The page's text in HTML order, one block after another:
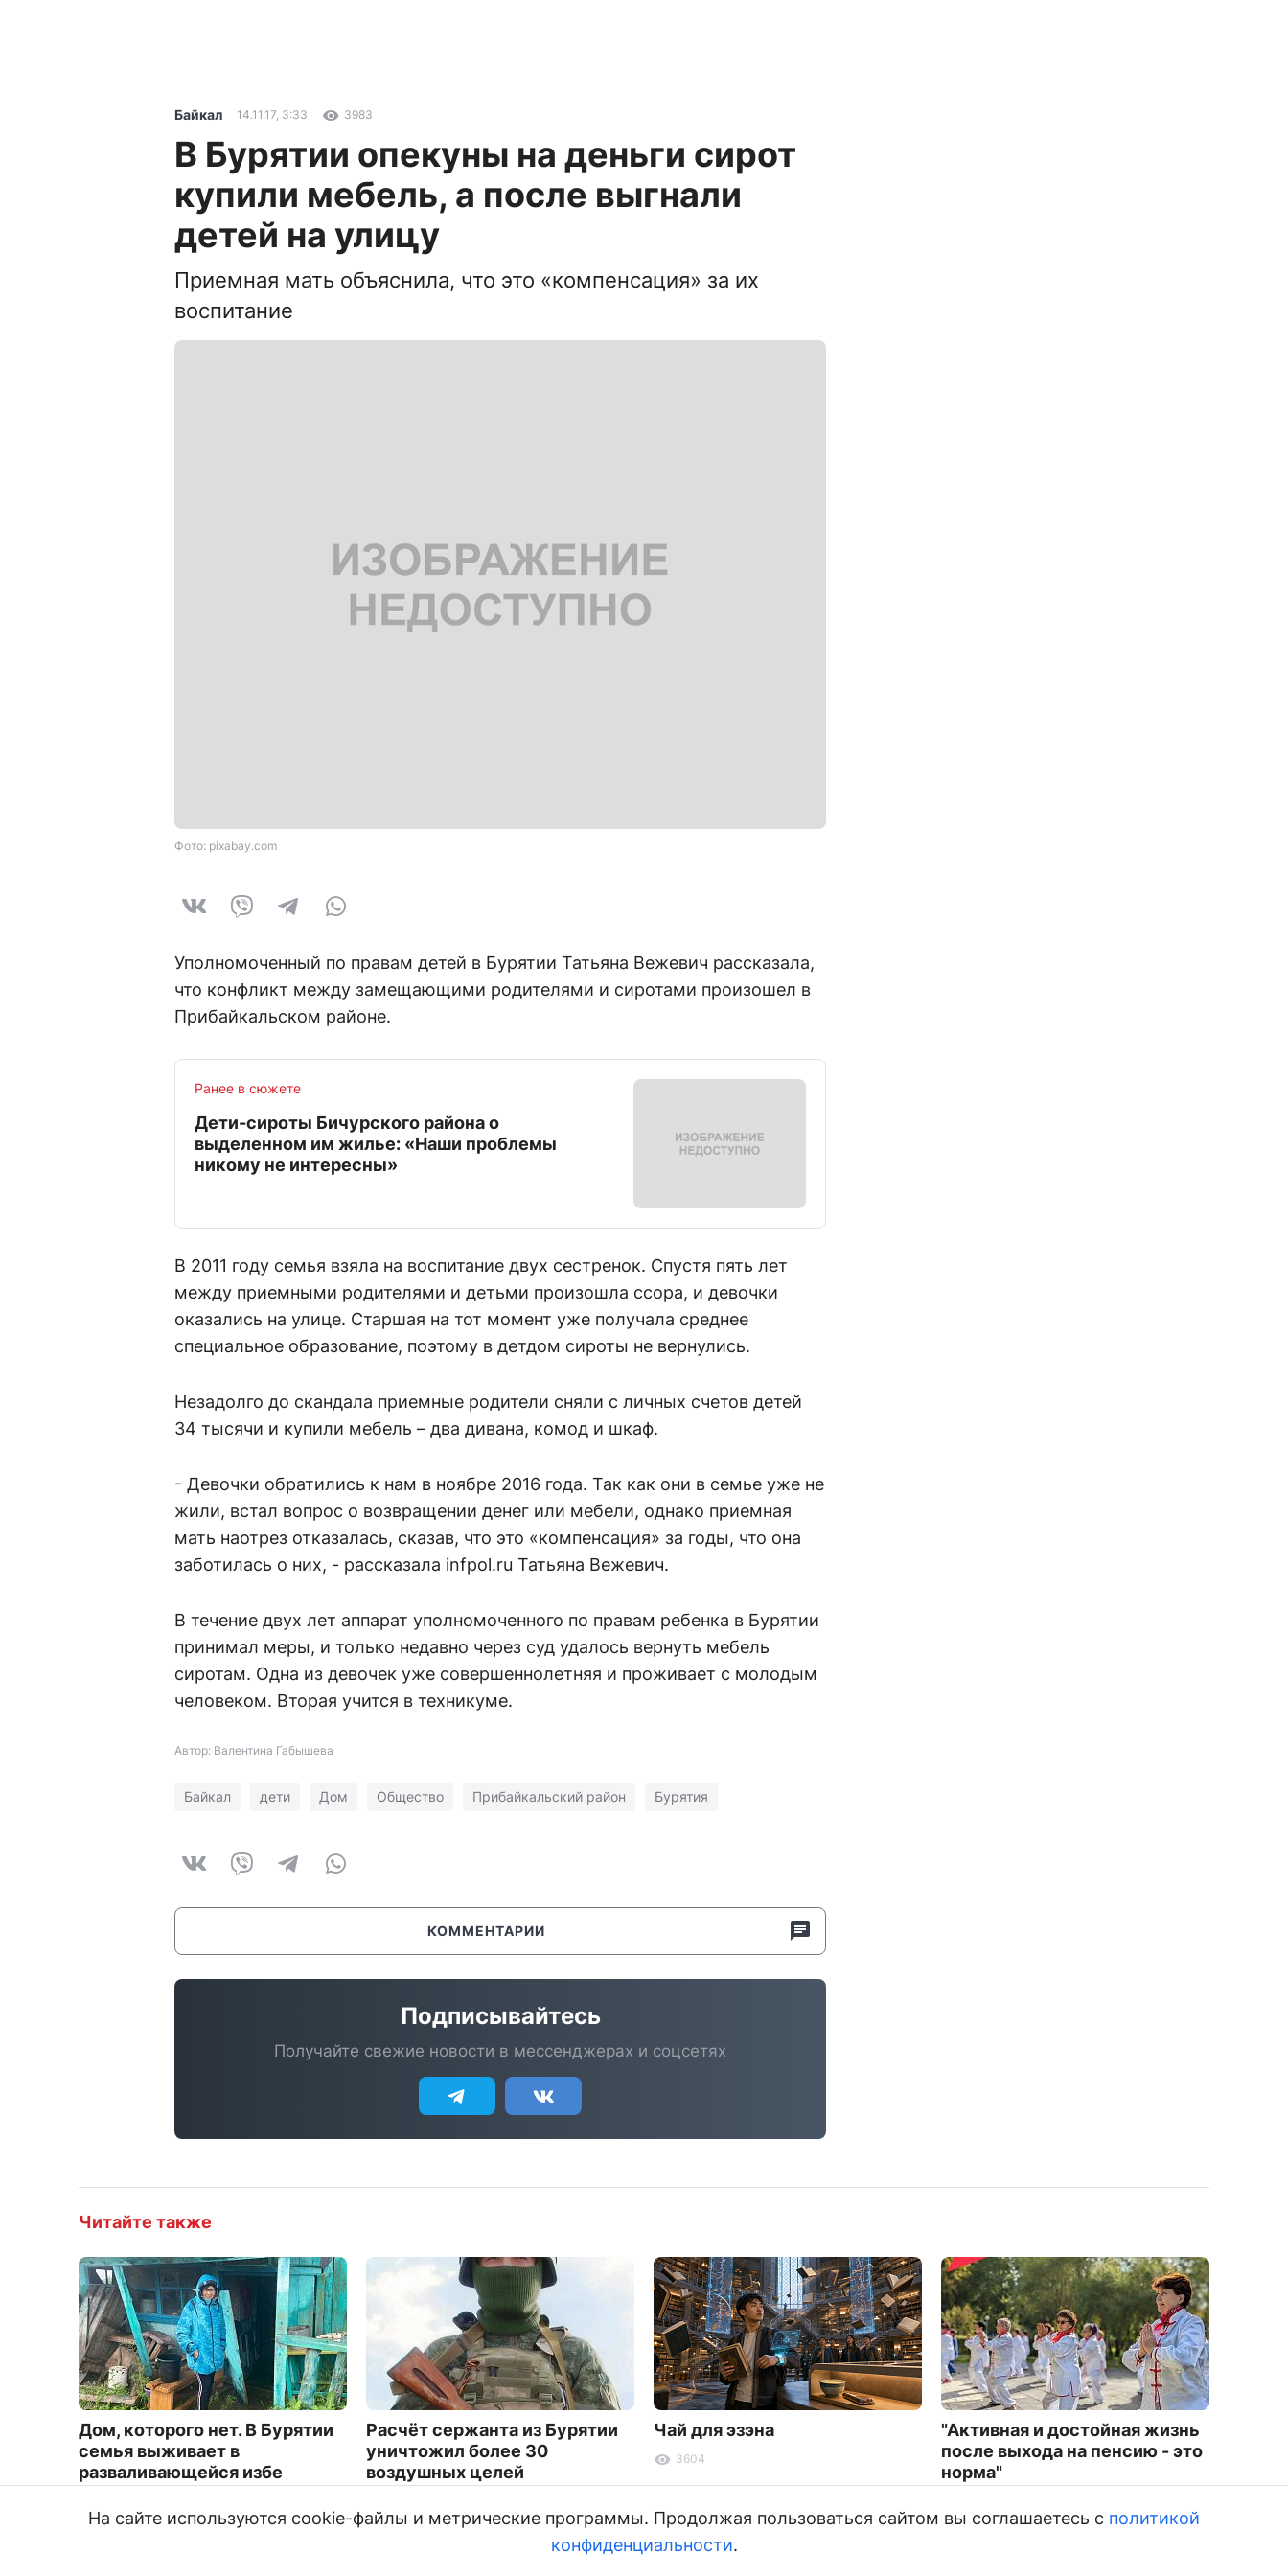
Байкал 14.11.17, 3:33 3983
В Бурятии опекуны на деньги сирот
купили мебель, а после выгнали
детей на улицу
Приемная мать объяснила, что это «компенсация» за их
воспитание
Фото: pixabay.com
Уполномоченный по правам детей в Бурятии Татьяна Вежевич рассказала,
что конфликт между замещающими родителями и сиротами произошел в
Прибайкальском районе.
Ранее в сюжете
Дети-сироты Бичурского района о
выделенном им жилье: «Наши проблемы
никому не интересны»
В 2011 году семья взяла на воспитание двух сестренок. Спустя пять лет
между приемными родителями и детьми произошла ссора, и девочки
оказались на улице. Старшая на тот момент уже получала среднее
специальное образование, поэтому в детдом сироты не вернулись.
Незадолго до скандала приемные родители сняли с личных счетов детей
34 тысячи и купили мебель – два дивана, комод и шкаф.
- Девочки обратились к нам в ноябре 2016 года. Так как они в семье уже не
жили, встал вопрос о возвращении денег или мебели, однако приемная
мать наотрез отказалась, сказав, что это «компенсация» за годы, что она
заботилась о них, - рассказала infpol.ru Татьяна Вежевич.
В течение двух лет аппарат уполномоченного по правам ребенка в Бурятии
принимал меры, и только недавно через суд удалось вернуть мебель
сиротам. Одна из девочек уже совершеннолетняя и проживает с молодым
человеком. Вторая учится в техникуме.
Автор: Валентина Габышева
Байкал дети Дом Общество Прибайкальский район Бурятия
КОММЕНТАРИИ
Подписывайтесь
Получайте свежие новости в мессенджерах и соцсетях
Читайте также
Дом, которого нет. В Бурятии
семья выживает в
разваливающейся избе
Расчёт сержанта из Бурятии
уничтожил более 30
воздушных целей
Чай для эзэна
3604
"Активная и достойная жизнь
после выхода на пенсию - это
норма"
На сайте используются cookie-файлы и метрические программы. Продолжая пользоваться сайтом вы соглашаетесь с политикой
конфиденциальности.